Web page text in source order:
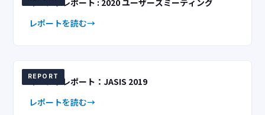
レポートを読む
REPORT
イベントレポート：JASIS 2019
レポートを読む